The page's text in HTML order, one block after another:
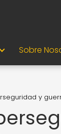
Sobre
y